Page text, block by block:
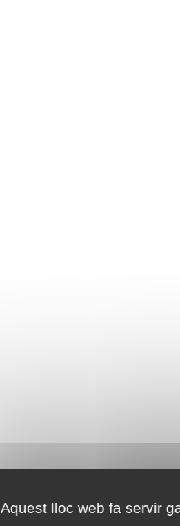
Aquest lloc web fa servir